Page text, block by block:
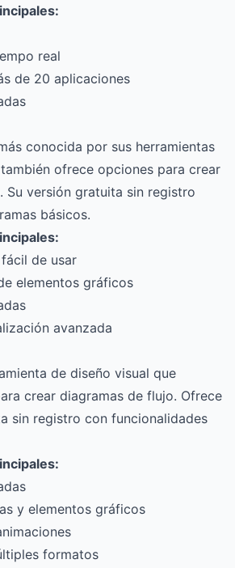
real
de 20 aplicaciones
conocida por sus herramientas
ofrece opciones para crear
Su versión gratuita sin registro
básicos.
de usar
elementos gráficos
avanzada
de diseño visual que
crear diagramas de flujo. Ofrece
sin registro con funcionalidades
y elementos gráficos
formatos